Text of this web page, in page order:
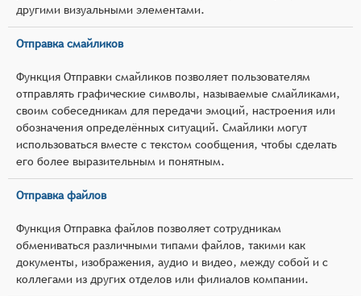
другими визуальными элементами.
Отправка смайликов
Функция Отправки смайликов позволяет пользователям
отправлять графические символы, называемые смайликами,
своим собеседникам для передачи эмоций, настроения или
обозначения определённых ситуаций. Смайлики могут
использоваться вместе с текстом сообщения, чтобы сделать
его более выразительным и понятным.
Отправка файлов
Функция Отправка файлов позволяет сотрудникам
обмениваться различными типами файлов, такими как
документы, изображения, аудио и видео, между собой и с
коллегами из других отделов или филиалов компании.